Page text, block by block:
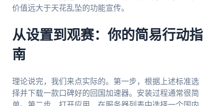
价值远大于天花乱坠的功能宣传。
从设置到观赛：你的简易行动指
南
理论说完，我们来点实际的。第一步，根据上述标准选
择并下载一款口碑好的回国加速器。安装过程通常很简